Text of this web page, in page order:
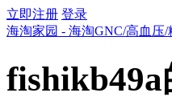
立即注册 登录
海淘家园 - 海淘GNC/高血压
fishikb49a